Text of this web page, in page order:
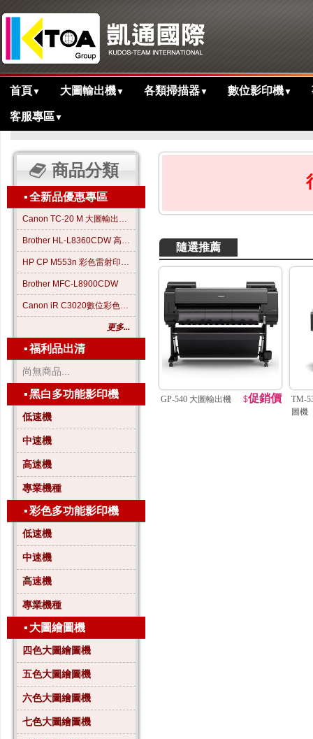
首頁▼ 大圖輸出機▼ 各類掃描器▼ 數位影印機▼
客服專區▼
主目錄
商品分類
▪全新品優惠專區
Canon TC-20 M 大圖輸出繪圖機
Brother HL-L8360CDW 高效彩色雷射印表機
HP CP M553n 彩色雷射印表機
Brother MFC-L8900CDW
Canon iR C3020數位彩色影印機
更多...
▪福利品出清
尚無商品...
▪黑白多功能影印機
低速機
中速機
高速機
專業機種
▪彩色多功能影印機
低速機
中速機
高速機
專業機種
▪ 大圖繪圖機
四色大圖繪圖機
五色大圖繪圖機
六色大圖繪圖機
七色大圖繪圖機
隨選推薦
GP-540 大圖輸出機 $促銷價
TM-
圖機